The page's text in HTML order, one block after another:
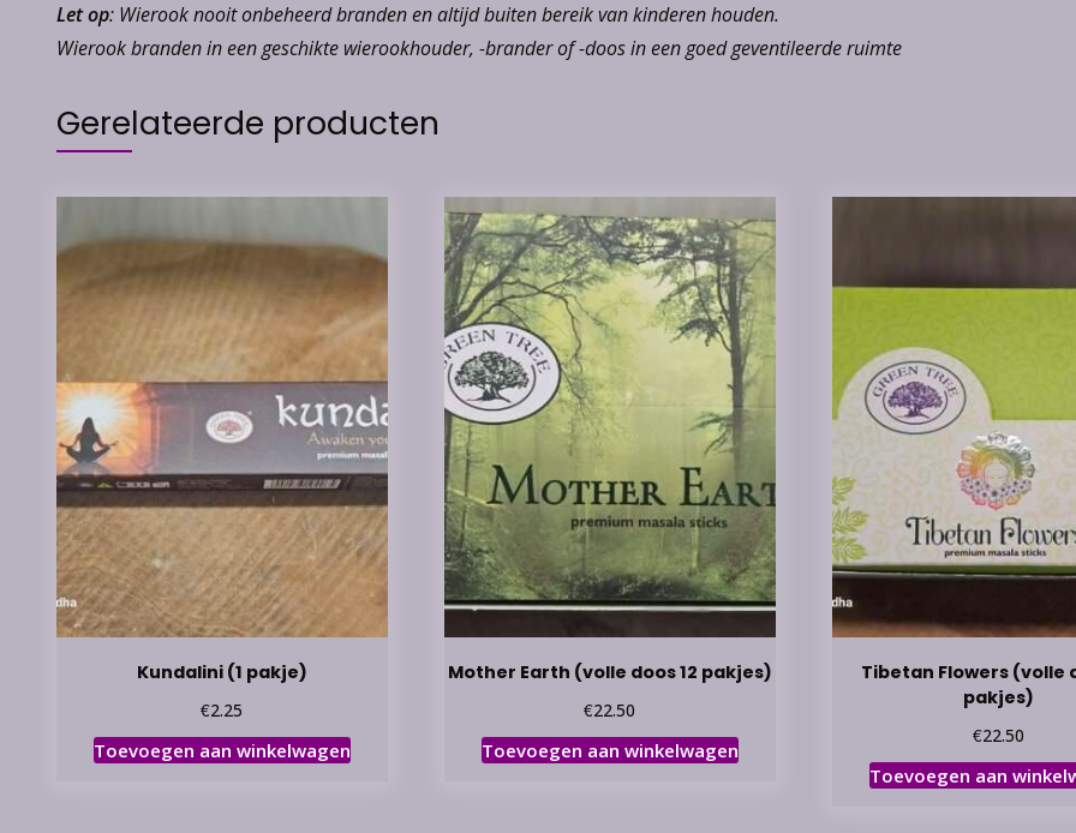
Let op: Wierook nooit onbeheerd branden en altijd buiten bereik van kinderen houden.
Wierook branden in een geschikte wierookhouder, -brander of -doos in een goed geventileerde ruimte
Gerelateerde producten
Kundalini (1 pakje)
€2.25
Toevoegen aan winkelwagen
Mother Earth (volle doos 12 pakjes)
€22.50
Toevoegen aan winkelwagen
Tibetan Flowers (volle
pakjes)
€22.50
Toevoegen aan